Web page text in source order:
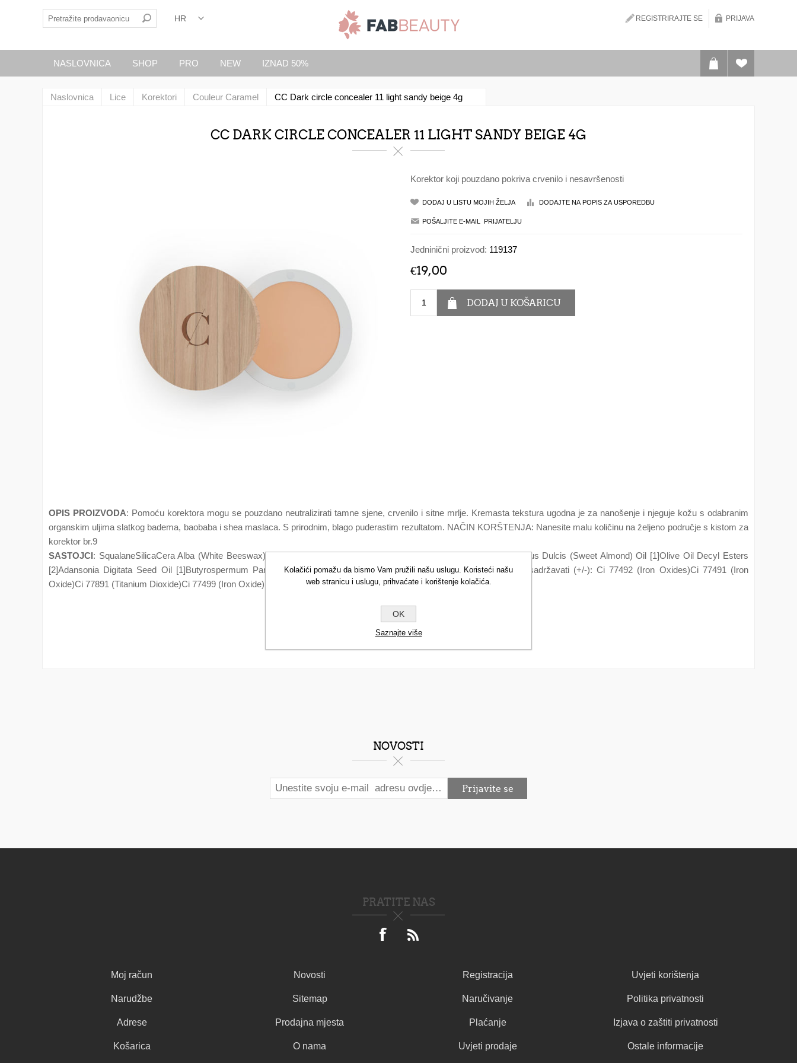
REGISTRIRAJTE SE PRIJAVA
NASLOVNICA SHOP PRO NEW IZNAD 50%
Naslovnica Lice Korektori Couleur Caramel CC Dark circle concealer 11 light sandy beige 4g
CC DARK CIRCLE CONCEALER 11 LIGHT SANDY BEIGE 4G
Korektor koji pouzdano pokriva crvenilo i nesavršenosti
Jedninični proizvod: 119137
€19,00
OPIS PROIZVODA: Pomoću korektora mogu se pouzdano neutralizirati tamne sjene, crvenilo i sitne mrlje. Kremasta tekstura ugodna je za nanošenje i njeguje kožu s odabranim
organskim uljima slatkog badema, baobaba i shea maslaca. S prirodnim, blago puderastim rezultatom. NAČIN KORŠTENJA: Nanesite malu količinu na željeno područje s kistom za
korektor br.9
SASTOJCI: SqualaneSilicaCera Alba (White Beeswax) Extract [1]Copernica Cerifera (Carnauba) Wax [1]Prunus Amygdalus Dulcis (Sweet Almond) Oil [1]Olive Oil Decyl Esters
[2]Adansonia Digitata Seed Oil [1]Butyrospermum Parkii (Shea) Butter [1]Parfum (Fragrance)SqualeneTocopherolMože sadržavati (+/-): Ci 77492 (Iron Oxides)Ci 77491 (Iron
Oxide)Ci 77891 (Titanium Dioxide)Ci 77499 (Iron Oxide) * ( 1 ) iz organskog uzgoja * ( 2 ) proizvedeno od organskih sirovina
NOVOSTI
PRATITE NAS
Moj račun
Narudžbe
Adrese
Košarica
Novosti
Sitemap
Prodajna mjesta
O nama
Registracija
Naručivanje
Plaćanje
Uvjeti prodaje
Uvjeti korištenja
Politika privatnosti
Izjava o zaštiti privatnosti
Ostale informacije
Kolačići pomažu da bismo Vam pružili našu uslugu. Koristeći našu
web stranicu i uslugu, prihvaćate i korištenje kolačića.
OK
Saznajte više